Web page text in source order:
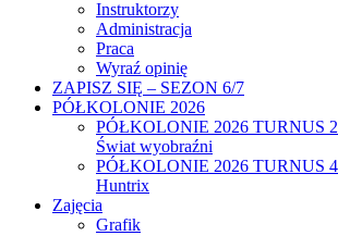
Instruktorzy
Administracja
Praca
Wyraź opinię
ZAPISZ SIĘ – SEZON 6/7
PÓŁKOLONIE 2026
PÓŁKOLONIE 2026 TURNUS 2
Świat wyobraźni
PÓŁKOLONIE 2026 TURNUS 4
Huntrix
Zajęcia
Grafik